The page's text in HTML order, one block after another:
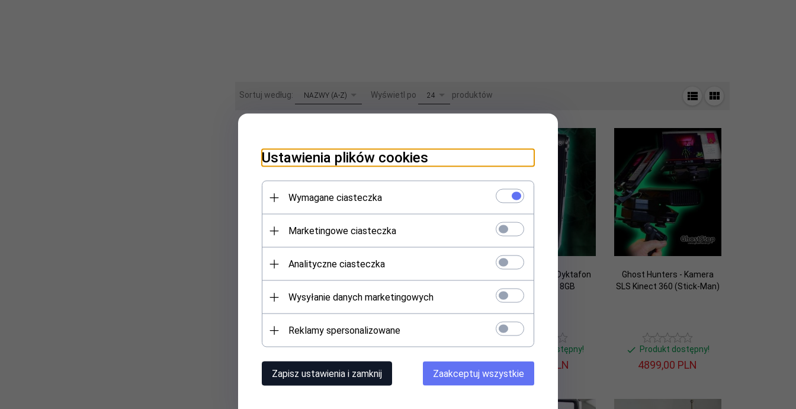
Sortuj według: sortNAZWY (A-Z) Wyświetl po pop24 produktów
życiowej (witalności)
Produkt dostępny!
599,00PLN
(witalności)
Produkt dostępny!
1999, 00PLN
Ghost Hunters - Dyktafon
cyfrowy EVP 8GB
Produkt dostępny!
349, PLN
Ghost Hunters - Kamera
SLS Kinect 360 (Stick-Man)
Produkt dostępny!
4899,00 PLN
Ustawienia plików cookies
Wymagane ciasteczka
Marketingowe ciasteczka
Analityczne ciasteczka
Wysyłanie danych marketingowych
Reklamy spersonalizowane
Zapisz ustawienia i zamknij Zaakceptuj wszystkie